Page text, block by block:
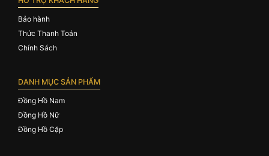
Bảo hành
Thức Thanh Toán
Chính Sách
DANH MỤC SẢN PHẨM
Đồng Hồ Nam
Đồng Hồ Nữ
Đồng Hồ Cặp